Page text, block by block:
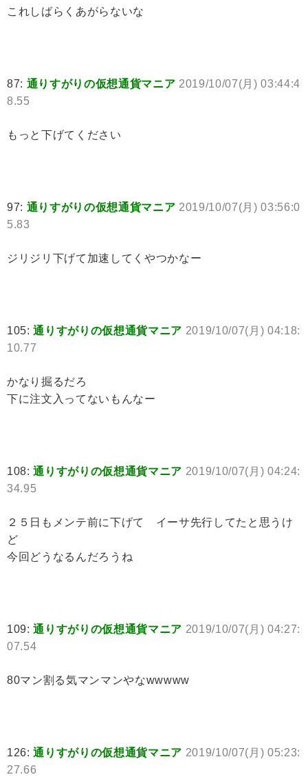
これしばらくあがらないな
87: 通りすがりの仮想通貨マニア 2019/10/07(月) 03:44:4
8.55
もっと下げてください
97: 通りすがりの仮想通貨マニア 2019/10/07(月) 03:56:0
5.83
ジリジリ下げて加速してくやつかなー
105:通りすがりの仮想通貨マニア 2019/10/07(月) 04:18:
10.77
かなり掘るだろ
下に注文入ってないもんなー
108:通りすがりの仮想通貨マニア 2019/10/07(月) 04:24:
34.95
２５日もメンテ前に下げて イーサ先行してたと思うけ
ど
今回どうなるんだろうね
109:通りすがりの仮想通貨マニア 2019/10/07(月) 04:27:
07.54
80マン割る気マンマンやなwwwww
126:通りすがりの仮想通貨マニア 2019/10/07(月) 05:23:
27.66